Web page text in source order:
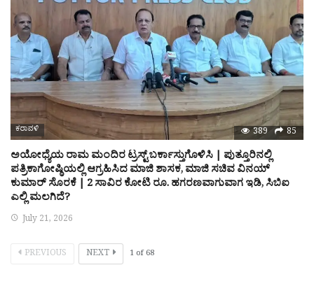
ಕರಾವಳಿ 389 85
ಅಯೋಧ್ಯೆಯ ರಾಮ ಮಂದಿರ ಟ್ರಸ್ಟ್ ಬರ್ಕಾಸ್ತುಗೊಳಿಸಿ | ಪುತ್ತೂರಿನಲ್ಲಿ
ಪತ್ರಿಕಾಗೋಷ್ಠಿಯಲ್ಲಿ ಆಗ್ರಹಿಸಿದ ಮಾಜಿ ಶಾಸಕ, ಮಾಜಿ ಸಚಿವ ವಿನಯ್
ಕುಮಾರ್ ಸೊರಕೆ | 2 ಸಾವಿರ ಕೋಟಿ ರೂ. ಹಗರಣವಾಗುವಾಗ ಇಡಿ, ಸಿಬಿಐ
ಎಲ್ಲಿ ಮಲಗಿದೆ?
July 21, 2026
PREVIOUS NEXT 1 of68